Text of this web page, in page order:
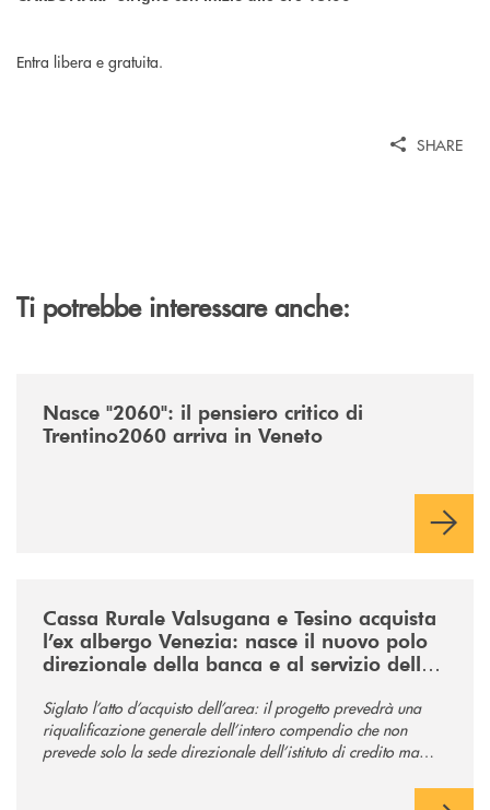
Entra libera e gratuita.
SHARE
Ti potrebbe interessare anche:
Nasce "2060": il pensiero critico di
Trentino2060 arriva in Veneto
Cassa Rurale Valsugana e Tesino acquista
l’ex albergo Venezia: nasce il nuovo polo
direzionale della banca e al servizio della
Siglato l’atto d’acquisto dell’area: il progetto prevedrà una
riqualificazione generale dell’intero compendio che non
prevede solo la sede direzionale dell’istituto di credito ma